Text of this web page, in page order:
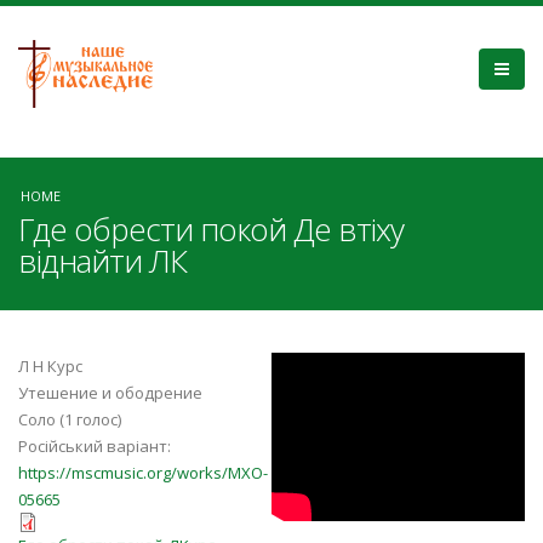
HOME
Где обрести покой Де втіху
віднайти ЛК
Л Н Курс
Утешение и ободрение
Соло (1 голос)
Російський варіант:
https://mscmusic.org/works/MXO-
05665